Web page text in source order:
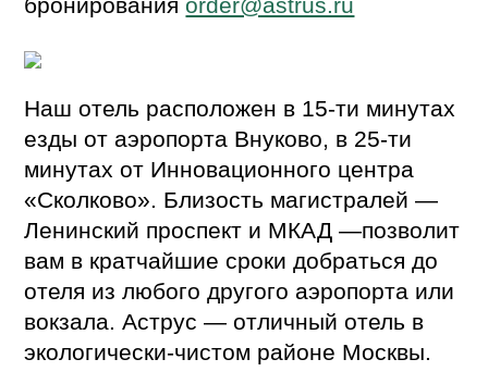
бронированияorder@astrus.ru
Наш отель расположен в 15-ти минутах
езды от аэропорта Внуково, в 25-ти
минутах от Инновационного центра
«Сколково». Близость магистралей —
Ленинский проспект и МКАД —позволит
вам в кратчайшие сроки добраться до
отеля из любого другого аэропорта или
вокзала. Аструс — отличный отель в
экологически-чистом районе Москвы.